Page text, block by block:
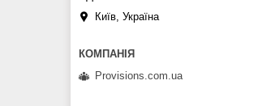
Київ, Україна
Provisions.com.ua